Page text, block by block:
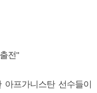
전"
아프가니스탄 선수들이